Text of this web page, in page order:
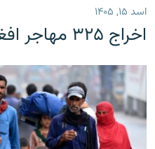
اسد ۱۵, ۱۴۰۵
اخراج ۳۲۵ مهاجر افغان از پاکستان